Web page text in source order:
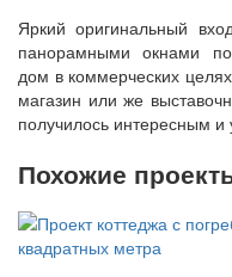
Яркий оригинальный
панорамными окнами
дом в коммерческих
магазин или же
получилось интересным
Похожие